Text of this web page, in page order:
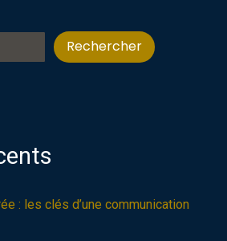
Rechercher
: les clés d’une communication